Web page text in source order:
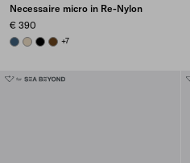
Necessaire micro in Re-Nylon
€ 390
AVIATION BLUE
DESERT BEIGE
BLACKBRANDY
+7